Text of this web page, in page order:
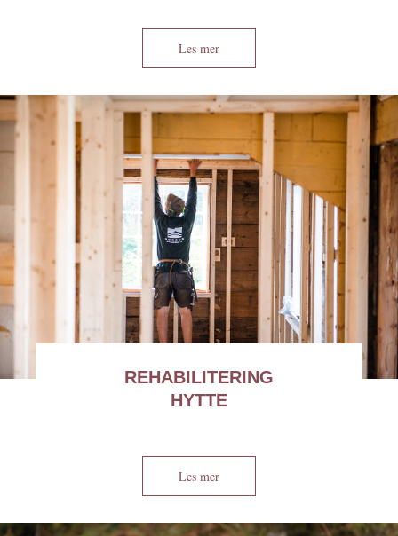
Les mer
REHABILITERING
HYTTE
Les mer